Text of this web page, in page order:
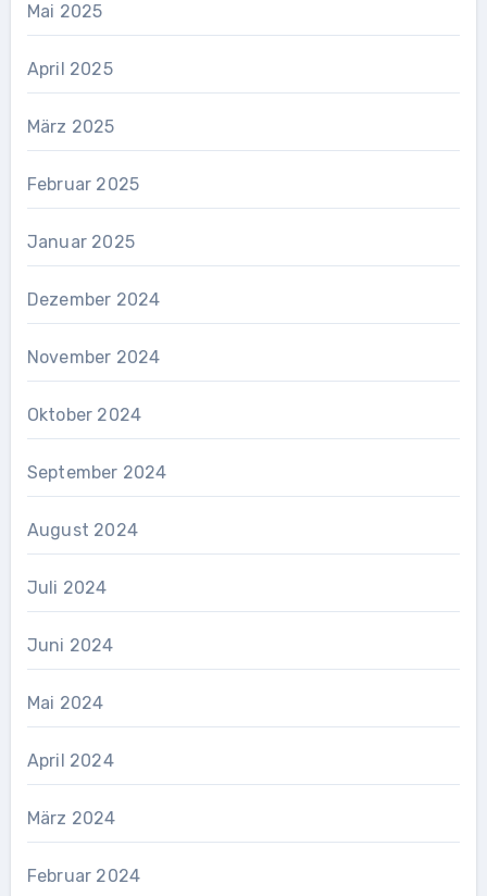
Mai 2025
April 2025
März 2025
Februar 2025
Januar 2025
Dezember 2024
November 2024
Oktober 2024
September 2024
August 2024
Juli 2024
Juni 2024
Mai 2024
April 2024
März 2024
Februar 2024